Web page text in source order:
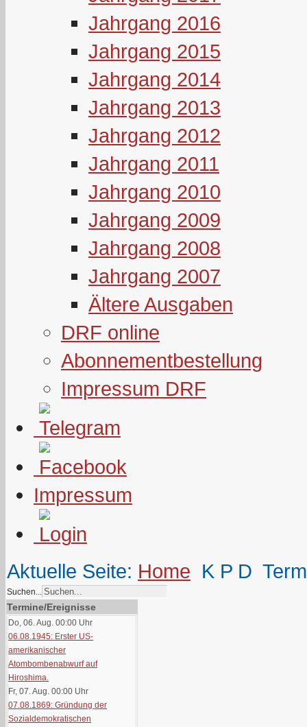
Jahrgang 2016
Jahrgang 2015
Jahrgang 2014
Jahrgang 2013
Jahrgang 2012
Jahrgang 2011
Jahrgang 2010
Jahrgang 2009
Jahrgang 2008
Jahrgang 2007
Ältere Ausgaben
DRF online
Abonnementbestellung
Impressum DRF
Impressum
Aktuelle Seite: Home K P D
Suchen...
Termine/Ereignisse
Do, 06. Aug. 00:00 Uhr
06.08.1945: Erster US-
amerikanischer
Atombombenabwurf auf
Hiroshima.
Fr, 07. Aug. 00:00 Uhr
07.08.1869: Gründung der
Sozialdemokratischen